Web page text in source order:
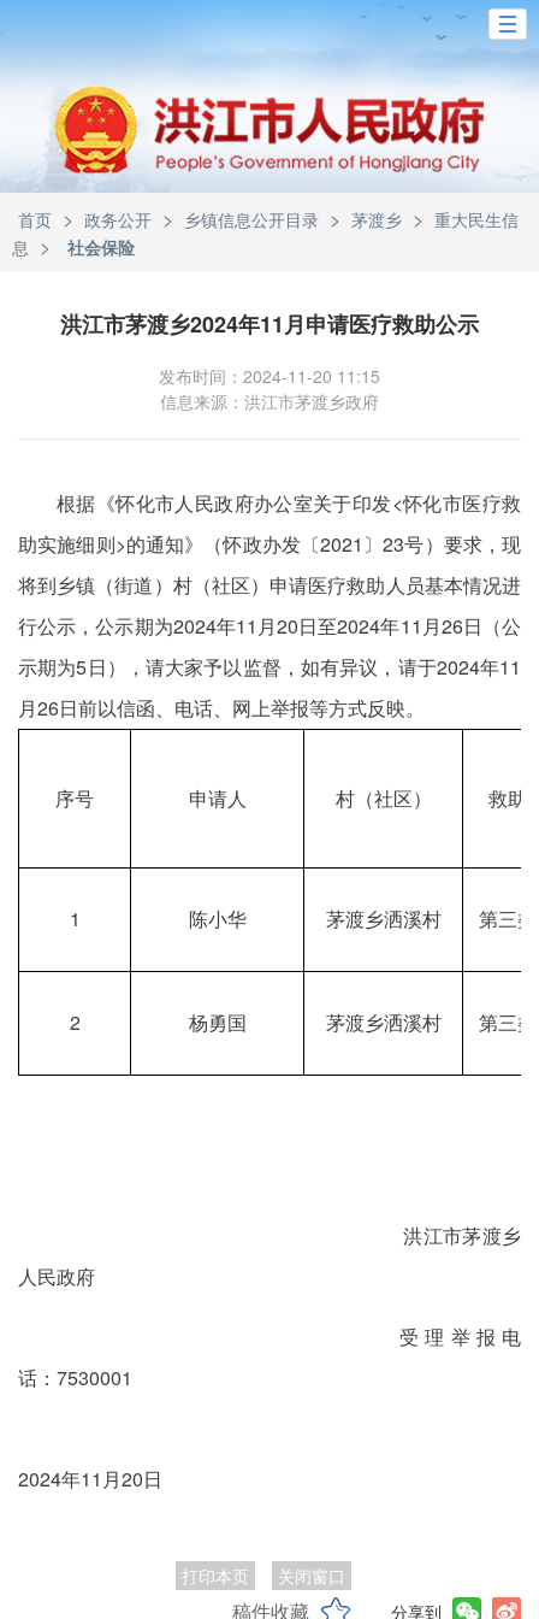
首页 > 政务公开 > 乡镇信息公开目录 > 茅渡乡 > 重大民生信
息 > 社会保险
洪江市茅渡乡2024年11月申请医疗救助公示
发布时间：2024-11-20 11:15
信息来源：洪江市茅渡乡政府
根据《怀化市人民政府办公室关于印发<怀化市医疗救
助实施细则>的通知》（怀政办发〔2021〕23号）要求，现
将到乡镇（街道）村（社区）申请医疗救助人员基本情况进
行公示，公示期为2024年11月20日至2024年11月26日（公
示期为5日），请大家予以监督，如有异议，请于2024年11
月26日前以信函、电话、网上举报等方式反映。
序号 申请人 村（社区） 救助
1 陈小华 茅渡乡洒溪村 第三
2 杨勇国 茅渡乡洒溪村 第三
洪江市茅渡乡
人民政府
受理举报电
话：7530001
2024年11月20日
打印本页 关闭窗口
稿件收藏 分享到